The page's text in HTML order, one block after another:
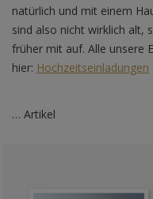
natürlich und mit einem
sind also nicht wirklich alt,
früher mit auf. Alle unsere
hier: Hochzeitseinladungen
… Artikel